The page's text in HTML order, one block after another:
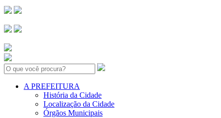
Search:
A PREFEITURA
História da Cidade
Localização da Cidade
Órgãos Municipais